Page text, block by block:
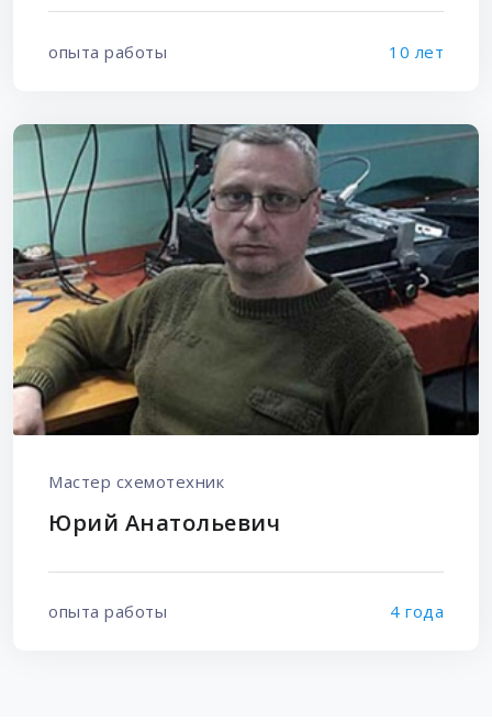
опыта работы 10 лет
Мастер схемотехник
Юрий Анатольевич
опыта работы 4 года